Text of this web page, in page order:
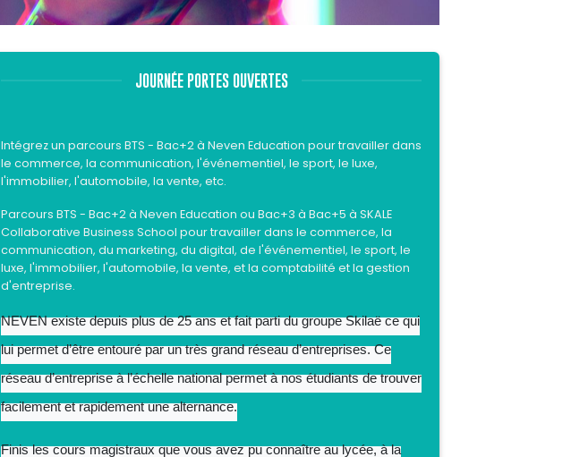
JOURNÉE PORTES OUVERTES
Intégrez un parcours BTS - Bac+2 à Neven Education pour travailler dans
le commerce, la communication, l'événementiel, le sport, le luxe,
l'immobilier, l'automobile, la vente, etc.
Parcours BTS - Bac+2 à Neven Education ou Bac+3 à Bac+5 à SKALE
Collaborative Business School pour travailler dans le commerce, la
communication, du marketing, du digital, de l'événementiel, le sport, le
luxe, l'immobilier, l'automobile, la vente, et la comptabilité et la gestion
d'entreprise.
NEVEN existe depuis plus de 25 ans et fait parti du groupe Skilaë ce qui
lui permet d’être entouré par un très grand réseau d’entreprises. Ce
réseau d’entreprise à l’échelle national permet à nos étudiants de trouver
facilement et rapidement une alternance.
Finis les cours magistraux que vous avez pu connaître au lycée, à la